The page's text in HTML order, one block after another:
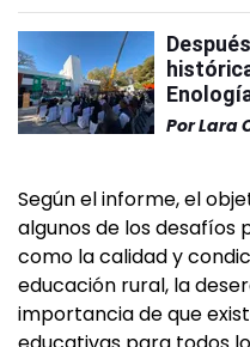
PorLara
Según el informe, el
algunos de los desafíos
como la calidad y
educación rural, la
importancia de que